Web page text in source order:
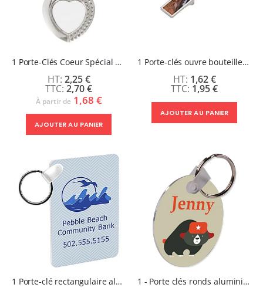
1 Porte-Clés Coeur Spécial St Valentin !
2,70 €
2,25 €
À partir de 1,68 €
AJOUTER AU PANIER
1 Porte-clés ouvre bouteilles sublimable
1,95 €
1,62 €
AJOUTER AU PANIER
1 Porte-clé rectangulaire aluminium double face 1 - Porte clés ronds aluminium double face